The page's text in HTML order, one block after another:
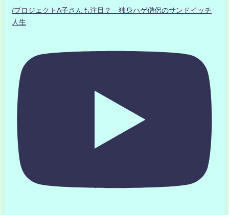
/プロジェクトA子さんも注目？ 独身ハゲ僧侶のサンドイッチ
人生